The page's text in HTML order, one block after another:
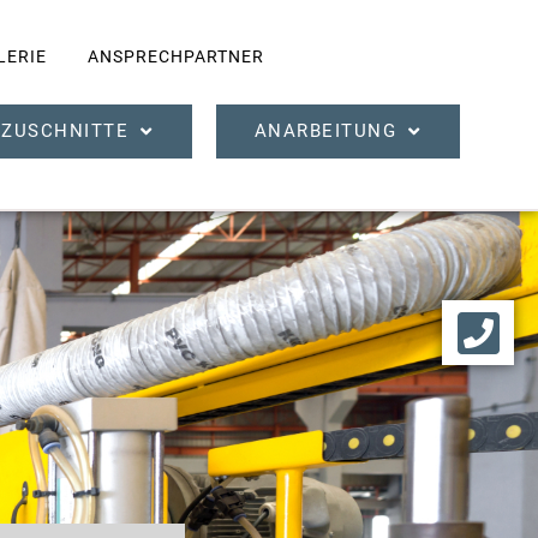
ANSPRECHPARTNER
ANARBEITUNG